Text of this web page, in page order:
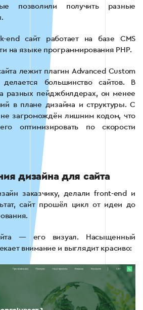
позволили получить разные
end сайт работает на базе CMS
на языке программирования PHP.
лежит плагин Advanced Custom
большинство сайтов. В
разных пейджбилдерах, он менее
в плане дизайна и структуры. С
загромождён лишним кодом, что
оптимизировать по скорости
дизайна для сайта
заказчику, делали front-end и
сайт прошёл цикл от идеи до
— его визуал. Насыщенный
внимание и выглядит красиво: